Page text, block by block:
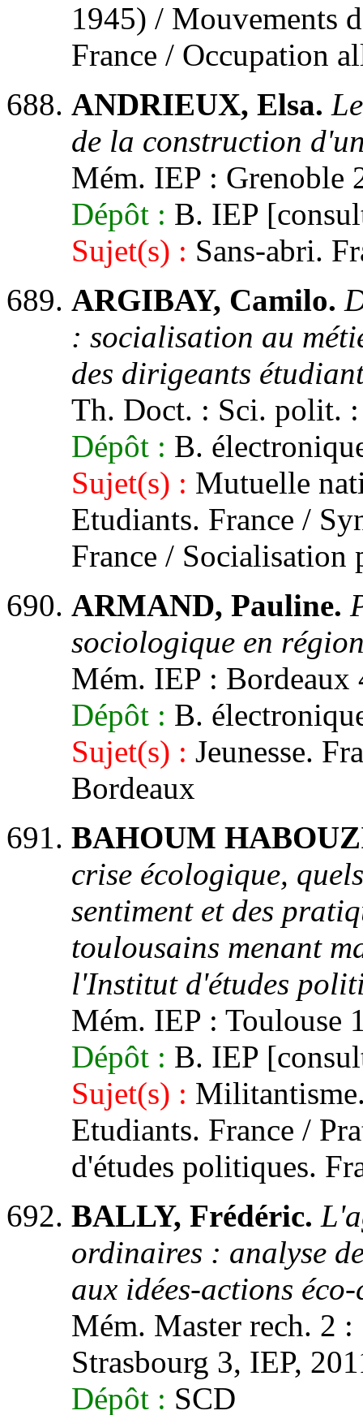
1945) / Mouvements
France / Occupation
ANDRIEUX, Elsa.
de la construction
Mém. IEP : Grenoble
Dépôt : B. IEP
Sujet(s) : Sans-abri.
ARGIBAY, Camilo.
: socialisation au
des dirigeants
Th. Doct. : Sci. polit.
Dépôt : B.
Sujet(s) : Mutuelle
Etudiants. France /
France / Socialisation
ARMAND, Pauline.
sociologique en
Mém. IEP : Bordeaux
Dépôt : B.
Sujet(s) : Jeunesse.
Bordeaux
BAHOUM
crise écologique,
sentiment et des
toulousains menant
l'Institut d'études
Mém. IEP : Toulouse
Dépôt : B. IEP
Sujet(s) :
Etudiants. France /
d'études politiques.
BALLY, Frédéric.
ordinaires : analyse
aux idées-actions
Mém. Master rech. 2
Strasbourg 3, IEP,
Dépôt : SCD